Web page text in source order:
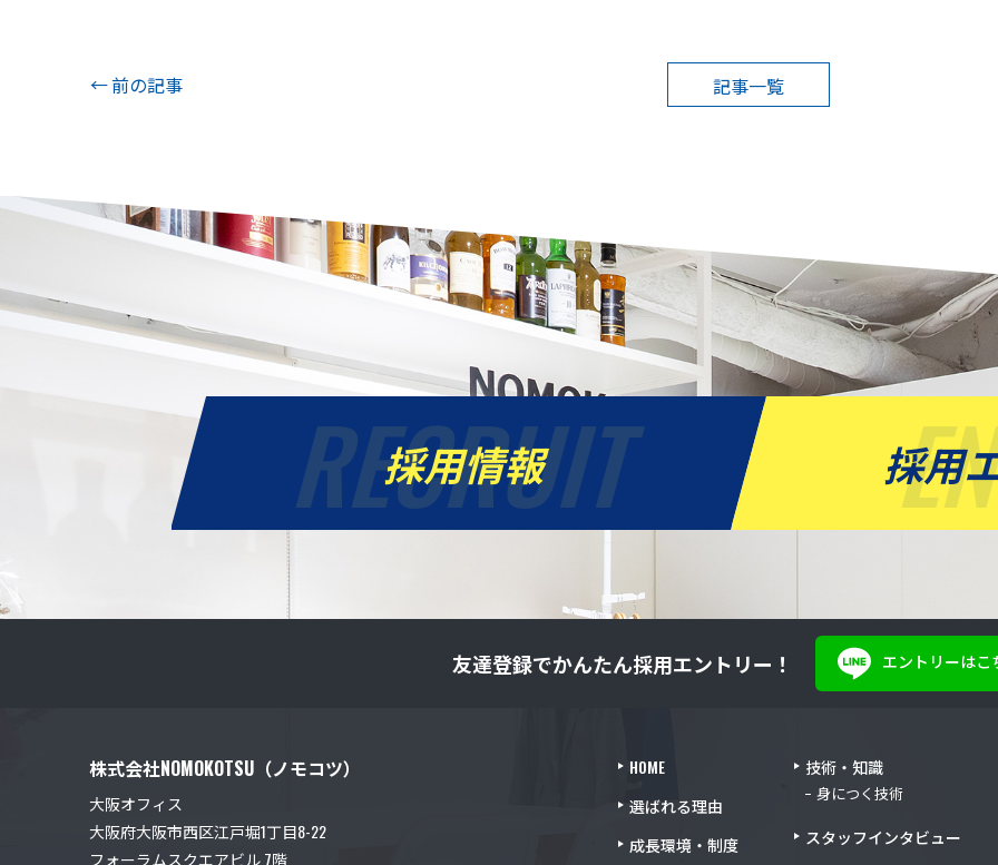
前の記事 記事一覧
RECRUIT
採用情報 採用
友達登録でかんたん採用エントリー！ エントリーはこ
株式会社NOMOKOTSU（ノモコツ）
大阪オフィス
大阪府大阪市西区江戸堀1丁目8-22
フォーラムスクエアビル 7階
HOME
選ばれる理由
成長環境・制度
技術・知識
身につく技術
スタッフインタビュー